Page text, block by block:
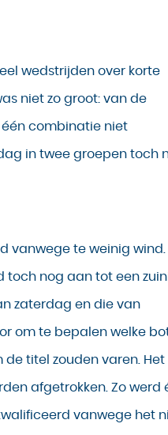
wedstrijden over korte
niet zo groot: van de
combinatie niet
in twee groepen toch
vanwege te weinig wind.
toch nog aan tot een
zaterdag en die van
om te bepalen welke
titel zouden varen. Het
afgetrokken. Zo werd
vanwege het